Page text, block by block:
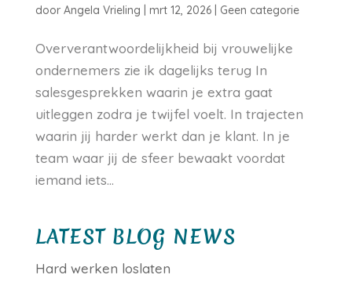
door Angela Vrieling mrt 12, 2026| Geen categorie
Oververantwoordelijkheid bij vrouwelijke
ondernemers zie ik dagelijks terug In
salesgesprekken waarin je extra gaat
uitleggen zodra je twijfel voelt. In trajecten
waarin jij harder werkt dan je klant. In je
team waar jij de sfeer bewaakt voordat
iemand iets...
LATEST BLOG NEWS
Hard werken loslaten